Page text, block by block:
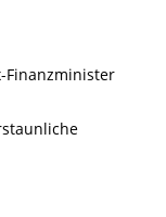
Finanzminister